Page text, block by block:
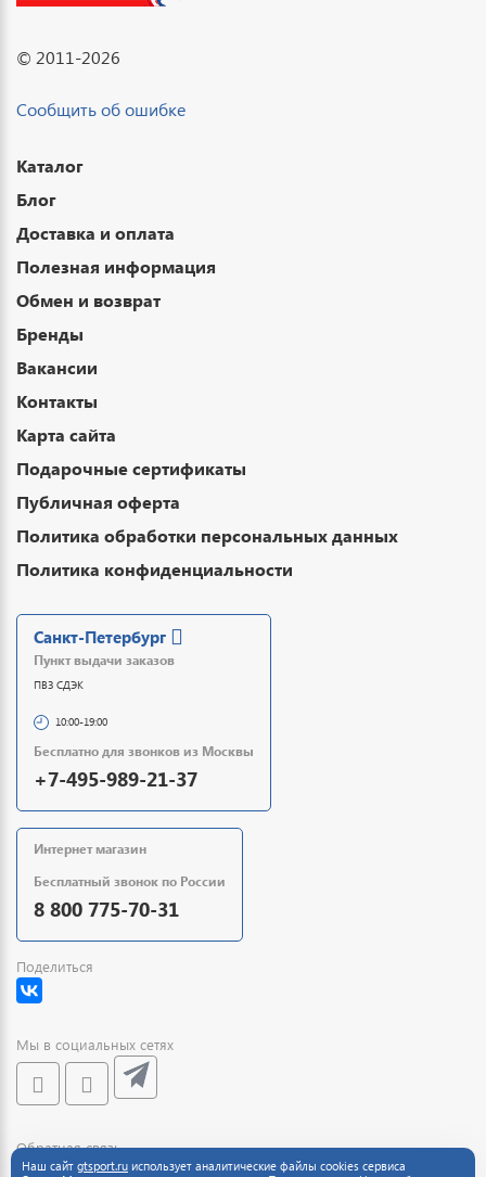
© 2011-2026
Сообщить об ошибке
Каталог
Блог
Доставка и оплата
Полезная информация
Обмен и возврат
Бренды
Вакансии
Контакты
Карта сайта
Подарочные сертификаты
Публичная оферта
Политика обработки персональных данных
Политика конфиденциальности
Санкт-Петербург
Пункт выдачи заказов
ПВЗ СДЭК
10:00-19:00
Бесплатно для звонков из Москвы
+7-495-989-21-37
Интернет магазин
Бесплатный звонок по России
8 800 775-70-31
Поделиться
Мы в социальных сетях
Обратная связь
Наш сайт gtsport.ru использует аналитические файлы cookies сервиса